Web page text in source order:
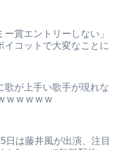
姿がヤバいwwwwww
若い世代で多く
ぎて精通
長瀬智也さん、バイク画像を投稿するも見た目が汚らしいとネットの女性たちから批判…謝罪
ー賞エントリーしない」
イコットで大変なことに
歌が上手い歌手が現れな
w w w w w
日は藤井風が出演、注目